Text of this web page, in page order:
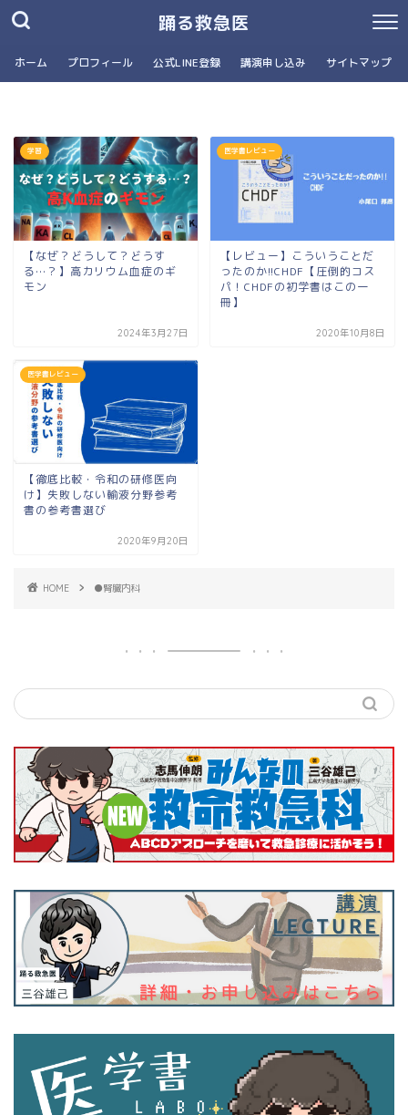
踊る救急医
ホーム プロフィール 公式LINE登録 講演申し込み サイトマップ
学習
【なぜ？どうして？どうす
る…？】高カリウム血症のギ
モン
2024年3月27日
医学書レビュー
【レビュー】こういうことだ
ったのか!!CHDF【圧倒的コス
パ！CHDFの初学書はこの一
冊】
2020年10月8日
医学書レビュー
【徹底比較・令和の研修医向
け】失敗しない輸液分野参考
書の参考書選び
2020年9月20日
HOME ●腎臓内科